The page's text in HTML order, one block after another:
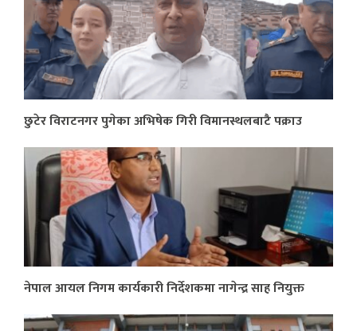
छुटेर विराटनगर पुगेका अभिषेक गिरी विमानस्थलबाटै पक्राउ
नेपाल आयल निगम कार्यकारी निर्देशकमा नागेन्द्र साह नियुक्त